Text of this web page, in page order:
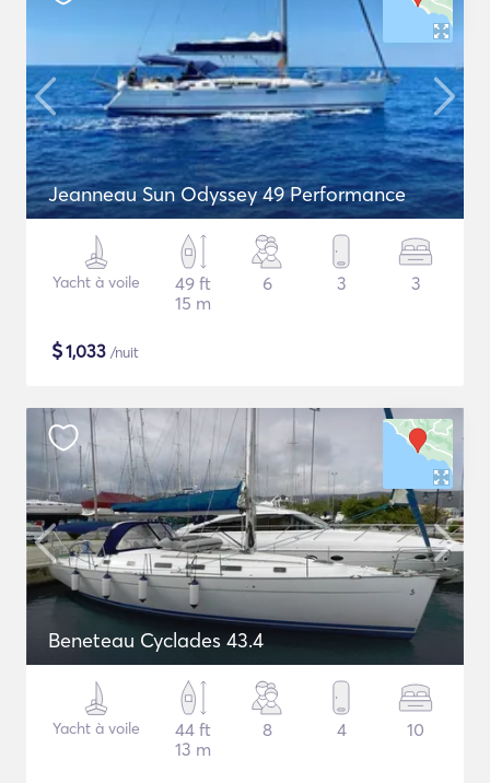
Jeanneau Sun Odyssey 49 Performance
Yacht à voile
49 ft
15 m
6 3 3
$1,033 /nuit
Beneteau Cyclades 43.4
Yacht à voile
44 ft
13 m
8 4 10